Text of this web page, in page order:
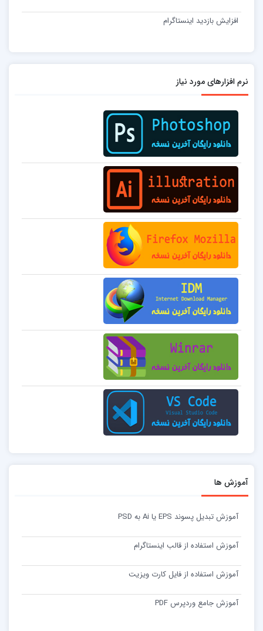
افزایش بازدید اینستاگرام
نرم افزارهای مورد نیاز
آموزش ها
آموزش تبدیل پسوند EPS یا Ai به PSD
آموزش استفاده از قالب اینستاگرام
آموزش استفاده از فایل کارت ویزیت
آموزش جامع وردپرس PDF